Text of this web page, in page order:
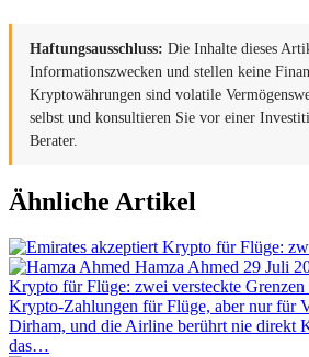
Haftungsausschluss: Die Inhalte dieses
Informationszwecken und stellen keine
Kryptowährungen sind volatile
selbst und konsultieren Sie vor einer
Berater.
Ähnliche Artikel
Hamza Ahmed 29 Juli
Krypto für Flüge: zwei versteckte Grenzen
Krypto-Zahlungen für Flüge, aber nur für
Dirham, und die Airline berührt nie direkt
das…